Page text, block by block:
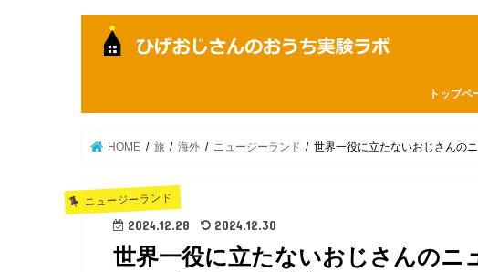
トップペ
HOME 旅 海外 ニュージーランド 世界一役に立たないおじさんの
ニュージーランド
2024.12.28 2024.12.30
世界一役に立たないおじさんのニ